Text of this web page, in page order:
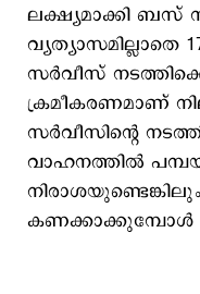
ലക്ഷ്യമാക്കി ബസ്
സര്‍വീസ്
ക്രമീകരണമാണ്
സര്‍വീസിന്‍റെ
വാഹനത്തില്‍
കണക്കാക്കുമ്പോള്‍